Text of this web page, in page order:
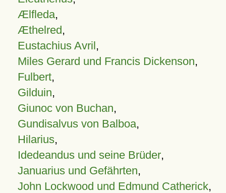
Ælfleda,
Æthelred,
Eustachius Avril,
Miles Gerard und Francis Dickenson,
Fulbert,
Gilduin,
Giunoc von Buchan,
Gundisalvus von Balboa,
Hilarius,
Idedeandus und seine Brüder,
Januarius und Gefährten,
John Lockwood und Edmund Catherick,